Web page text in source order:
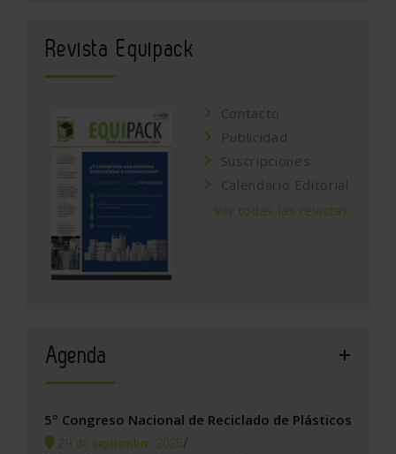
Revista Equipack
Contacto
Publicidad
Suscripciones
Calendario Editorial
Ver todas las revistas
Agenda
5º Congreso Nacional de Reciclado de Plásticos
24 de septiembre, 2026/